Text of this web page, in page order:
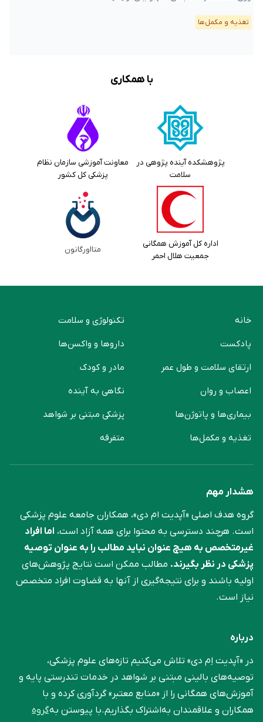
تغذیه و مکمل‌ها
با همکاری
پژوهشکده آینده پژوهی در
سلامت
معاونت آموزشی سازمان نظام
پزشکی کل کشور
اداره کل آموزش همگانی
جمعیت هلال احمر
متااورگانون
خانه
پادکست
ارتقای سلامت و طول عمر
اعصاب و روان
بیماری‌ها و پاتوژن‌ها
تغذیه و مکمل‌ها
تکنولوژی و سلامت
دارو‌ها و واکسن‌ها
مادر و کودک
نگاهی به آینده
پزشکی مبتنی بر شواهد
متفرقه
هشدار مهم
گروه هدف اصلی «آپدیت ام دی»، همکاران جامعه علوم ‌پزشکی
است. هرچند دسترسی به محتوا برای همه آزاد است، اما افراد
غیرمتخصص به هیچ عنوان نباید مطالب را به عنوان توصیه
پزشکی در نظر بگیرند. مطالب ممکن است نتایج پژوهش‌های
اولیه باشند و برای نتیجه‌گیری از آنها به قضاوت افراد متخصص
نیاز است.
درباره
در «آپدیت اِم دی» تلاش می‌کنیم تازه‌های علوم پزشکی،
توصیه‌های بالینی مبتنی بر شواهد در خدمات تندرستی پایه و
آموزش‌های همگانی را از «منابع معتبر» گردآوری کرده و با
همکاران و علاقمندان به‌اشتراک بگذاریم.با پیوستن بهگروه